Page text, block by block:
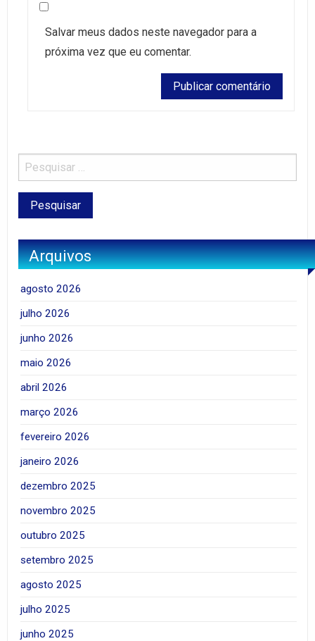
Salvar meus dados neste navegador para a
próxima vez que eu comentar.
Arquivos
agosto 2026
julho 2026
junho 2026
maio 2026
abril 2026
março 2026
fevereiro 2026
janeiro 2026
dezembro 2025
novembro 2025
outubro 2025
setembro 2025
agosto 2025
julho 2025
junho 2025